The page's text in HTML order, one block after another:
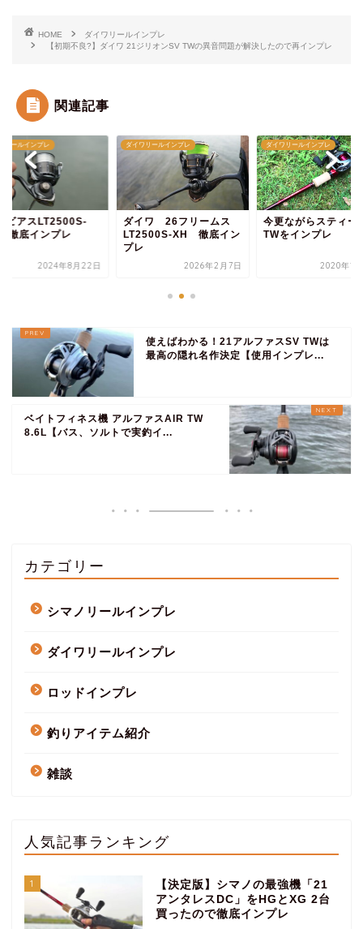
HOME
ダイワリールインプレ
【初期不良?】ダイワ 21ジリオンSV TWの異音問題が解決したので再インプレ
関連記事
リールインプレ
ビアスLT2500S-
底インプレ
2024年8月22日
ダイワリールインプレ
ダイワ 26フリームス
LT2500S-XH 徹底イン
プレ
2026年2月7日
ダイワリールインプレ
今更ながらスティー
TWをインプレ
2020年1
使えばわかる！21アルファスSV TWは
最高の隠れ名作決定【使用インプレ...
ベイトフィネス機 アルファスAIR TW
8.6L【バス、ソルトで実釣イ...
カテゴリー
シマノリールインプレ
ダイワリールインプレ
ロッドインプレ
釣りアイテム紹介
雑談
人気記事ランキング
1
【決定版】シマノの最強機「21
アンタレスDC」をHGとXG 2台
買ったので徹底インプレ